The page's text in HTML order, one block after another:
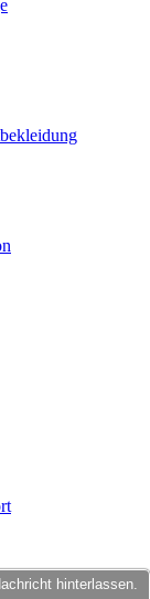
hinterlassen.